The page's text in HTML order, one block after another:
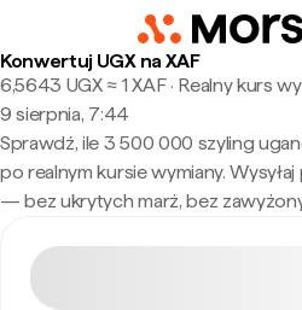
Konwertuj UGX na XAF
6,5643 UGX ≈ 1 XAF · Realny kurs
9 sierpnia, 7:44
Sprawdź, ile 3 500 000 szyling
po realnym kursie wymiany.
— bez ukrytych marż, bez